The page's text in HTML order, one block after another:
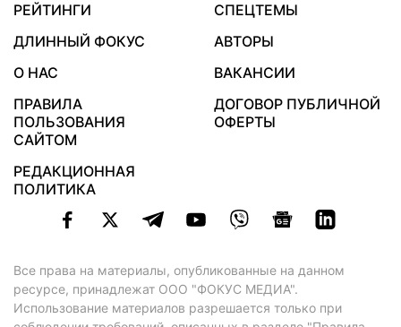
РЕЙТИНГИ
СПЕЦТЕМЫ
ДЛИННЫЙ ФОКУС
АВТОРЫ
О НАС
ВАКАНСИИ
ПРАВИЛА
ПОЛЬЗОВАНИЯ
САЙТОМ
ДОГОВОР ПУБЛИЧНОЙ
ОФЕРТЫ
РЕДАКЦИОННАЯ
ПОЛИТИКА
Все права на материалы, опубликованные на данном
ресурсе, принадлежат ООО "ФОКУС МЕДИА".
Использование материалов разрешается только при